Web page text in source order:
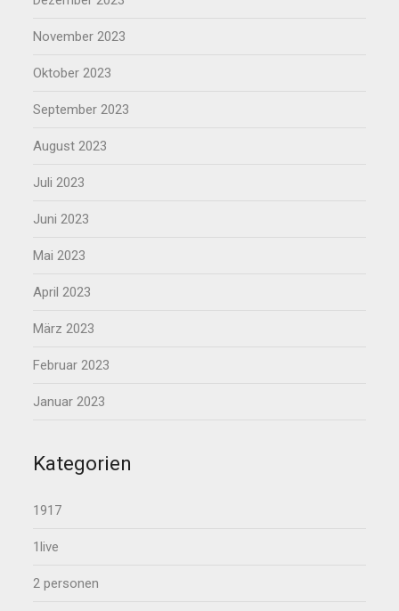
November 2023
Oktober 2023
September 2023
August 2023
Juli 2023
Juni 2023
Mai 2023
April 2023
März 2023
Februar 2023
Januar 2023
Kategorien
1917
1live
2 personen